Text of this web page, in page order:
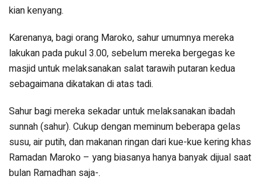
kian kenyang.
Karenanya, bagi orang Maroko, sahur umumnya mereka
lakukan pada pukul 3.00, sebelum mereka bergegas ke
masjid untuk melaksanakan salat tarawih putaran kedua
sebagaimana dikatakan di atas tadi.
Sahur bagi mereka sekadar untuk melaksanakan ibadah
sunnah (sahur). Cukup dengan meminum beberapa gelas
susu, air putih, dan makanan ringan dari kue-kue kering khas
Ramadan Maroko – yang biasanya hanya banyak dijual saat
bulan Ramadhan saja-.